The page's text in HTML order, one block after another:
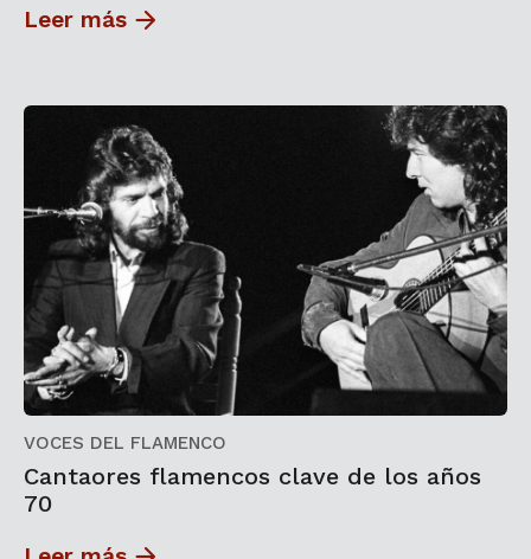
Leer más
VOCES DEL FLAMENCO
Cantaores flamencos clave de los años
70